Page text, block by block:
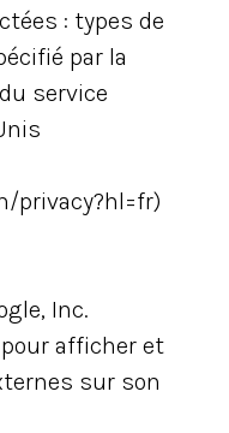
: types de
par la
service
privacy?hl=fr)
Inc.
afficher et
sur son